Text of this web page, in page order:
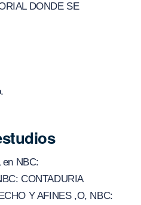
DONDE SE
NBC:
CONTADURIA
Y AFINES ,O, NBC: